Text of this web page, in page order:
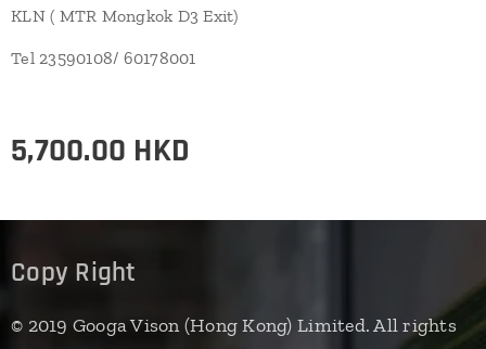
KLN ( MTR Mongkok D3 Exit)
Tel 23590108/ 60178001
5,700.00 HKD
Copy Right
© 2019 Googa Vison (Hong Kong) Limited. All rights